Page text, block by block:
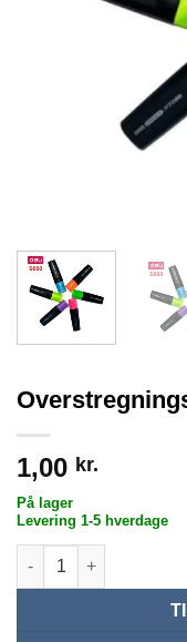
1,00 kr.
På lager
Levering 1-5 hverdage
Overstregnings tusch